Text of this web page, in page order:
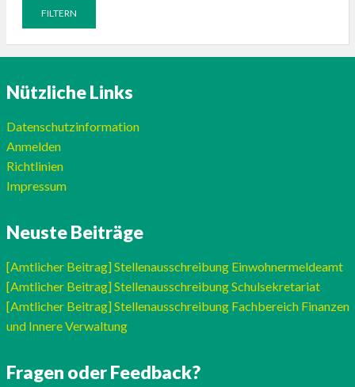
Nützliche Links
Datenschutzinformation
Anmelden
Richtlinien
Impressum
Neuste Beiträge
[Amtlicher Beitrag] Stellenausschreibung Einwohnermeldeamt
[Amtlicher Beitrag] Stellenausschreibung Schulsekretariat
[Amtlicher Beitrag] Stellenausschreibung Fachbereich Finanzen
und Innere Verwaltung
Fragen oder Feedback?